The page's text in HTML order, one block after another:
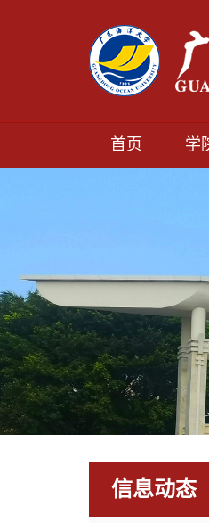
首页 学
信息动态